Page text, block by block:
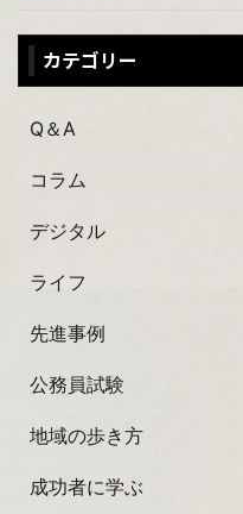
カテゴリー
Q＆A
コラム
デジタル
ライフ
先進事例
公務員試験
地域の歩き方
成功者に学ぶ